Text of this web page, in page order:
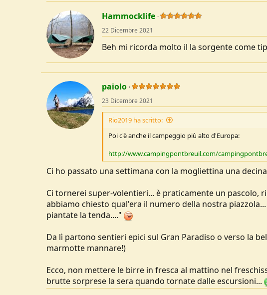
Hammocklife
22 Dicembre 2021
Beh mi ricorda molto il la sorgente come
paiolo
23 Dicembre 2021
Rio2019 ha scritto:
Poi c'è anche il campeggio più alto d'Europa:
http://www.campingpontbreuil.com/
Ci ho passato una settimana con la mogliettina una
Ci tornerei super-volentieri... è praticamente un pascolo,
abbiamo chiesto qual'era il numero della nostra
piantate la tenda...."
Da lì partono sentieri epici sul Gran Paradiso o verso la
marmotte mannare!)
Ecco, non mettere le birre in fresca al mattino nel
brutte sorprese la sera quando tornate dalle escursioni...